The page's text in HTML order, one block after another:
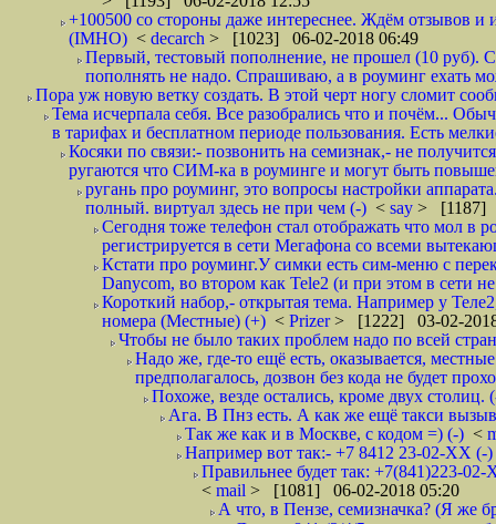
+100500 со стороны даже интереснее. Ждём отзывов и
(IMHO) < decarch > [1023] 06-02-2018 06:49
Первый, тестовый пополнение, не прошел (10 руб).
пополнять не надо. Спрашиваю, а в роуминг ехать
Пора уж новую ветку создать. В этой черт ногу сломит
Тема исчерпала себя. Все разобрались что и почём...
в тарифах и бесплатном периоде пользования. Есть
Косяки по связи:- позвонить на семизнак,- не
ругаются что СИМ-ка в роуминге и могут быть
ругань про роуминг, это вопросы настройки
полный. виртуал здесь не при чем (-) < say > [1187]
Сегодня тоже телефон стал отображать что мол в
регистрируется в сети Мегафона со всеми
Кстати про роуминг.У симки есть сим-меню с
Danycom, во втором как Tele2 (и при этом в сети
Короткий набор,- открытая тема. Например у
номера (Местные) (+) < Prizer> [1222] 03-02-
Чтобы не было таких проблем надо по всей
Надо же, где-то ещё есть, оказывается,
предполагалось, дозвон без кода не будет
Похоже, везде остались, кроме двух
Ага. В Пнз есть. А как же ещё такси
Так же как и в Москве, с кодом =) (-) <
Например вот так:- +7 8412 23-02-ХХ (-
Правильнее будет так: +7(841)223-
< mail > [1081] 06-02-2018 05:20
А что, в Пензе, семизначка? (Я же